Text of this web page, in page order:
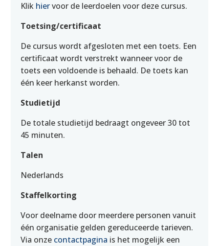
Klik hiervoor de leerdoelen voor deze cursus.
Toetsing/certificaat
De cursus wordt afgesloten met een toets. Een
certificaat wordt verstrekt wanneer voor de
toets een voldoende is behaald. De toets kan
één keer herkanst worden.
Studietijd
De totale studietijd bedraagt ongeveer 30 tot
45 minuten.
Talen
Nederlands
Staffelkorting
Voor deelname door meerdere personen vanuit
één organisatie gelden gereduceerde tarieven.
Via onze contactpagina is het mogelijk een